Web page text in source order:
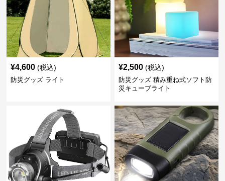
¥4,600 (税込)
防災グッズ ライト
¥2,500 (税込)
防災グッズ 積み重ね式ソフト防
災キューブライト